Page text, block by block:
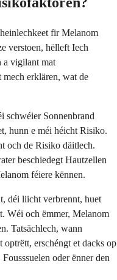
fir Melanom
verstoen, hëlleft Iech
a vigilant mat
erklären, wat de
schwéier Sonnenbrand
hunn e méi héicht Risiko.
och de Risiko däitlech.
beschiedegt Hautzellen
féiere kënnen.
déi liicht verbrennt, huet
Wéi och ëmmer, Melanom
Tatsächlech, wann
erschéngt et dacks op
oder ënner den